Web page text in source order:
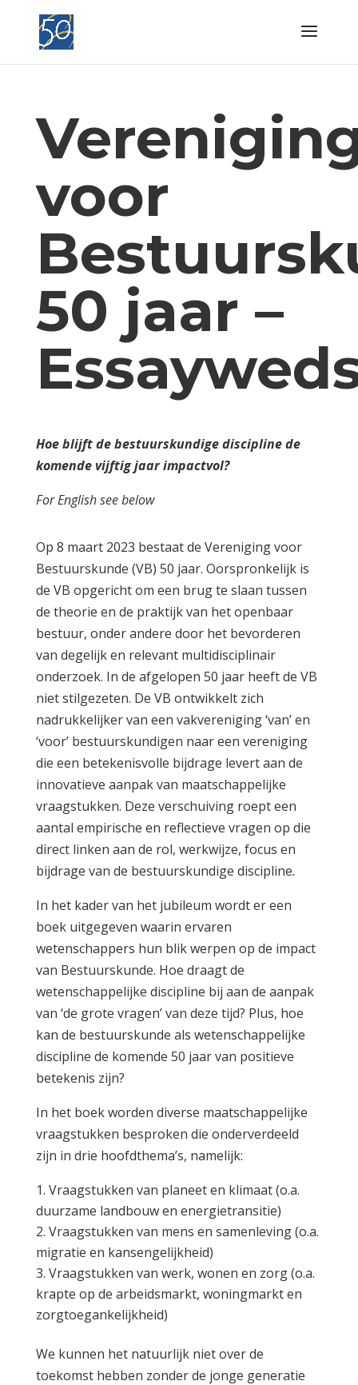
voor
50 jaar –
Hoe blijft de bestuurskundige discipline de
komende vijftig jaar impactvol?
For English see below
Op 8 maart 2023 bestaat de Vereniging voor
Bestuurskunde (VB) 50 jaar. Oorspronkelijk is
de VB opgericht om een brug te slaan tussen
de theorie en de praktijk van het openbaar
bestuur, onder andere door het bevorderen
van degelijk en relevant multidisciplinair
onderzoek. In de afgelopen 50 jaar heeft de VB
niet stilgezeten. De VB ontwikkelt zich
nadrukkelijker van een vakvereniging ‘van’ en
‘voor’ bestuurskundigen naar een vereniging
die een betekenisvolle bijdrage levert aan de
innovatieve aanpak van maatschappelijke
vraagstukken. Deze verschuiving roept een
aantal empirische en reflectieve vragen op die
direct linken aan de rol, werkwijze, focus en
bijdrage van de bestuurskundige discipline.
In het kader van het jubileum wordt er een
boek uitgegeven waarin ervaren
wetenschappers hun blik werpen op de impact
van Bestuurskunde. Hoe draagt de
wetenschappelijke discipline bij aan de aanpak
van ‘de grote vragen’ van deze tijd? Plus, hoe
kan de bestuurskunde als wetenschappelijke
discipline de komende 50 jaar van positieve
betekenis zijn?
In het boek worden diverse maatschappelijke
vraagstukken besproken die onderverdeeld
zijn in drie hoofdthema’s, namelijk:
Vraagstukken van planeet en klimaat (o.a.
duurzame landbouw en energietransitie)
Vraagstukken van mens en samenleving (o.a.
migratie en kansengelijkheid)
Vraagstukken van werk, wonen en zorg (o.a.
krapte op de arbeidsmarkt, woningmarkt en
zorgtoegankelijkheid)
We kunnen het natuurlijk niet over de
toekomst hebben zonder de jonge generatie